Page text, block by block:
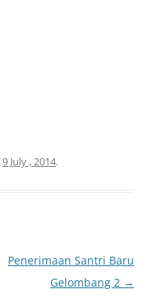
9 July , 2014.
Penerimaan Santri Baru
Gelombang 2 →